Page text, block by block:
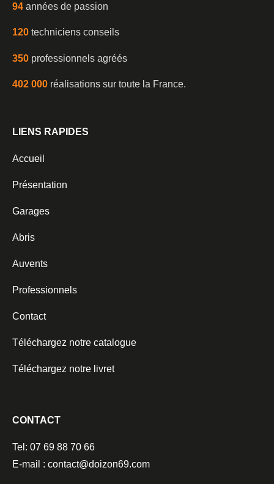
94 années de passion
120 techniciens conseils
350 professionnels agréés
402 000 réalisations sur toute la France.
LIENS RAPIDES
Accueil
Présentation
Garages
Abris
Auvents
Professionnels
Contact
Téléchargez notre catalogue
Téléchargez notre livret
CONTACT
Tel: 07 69 88 70 66
E-mail : contact@doizon69.com